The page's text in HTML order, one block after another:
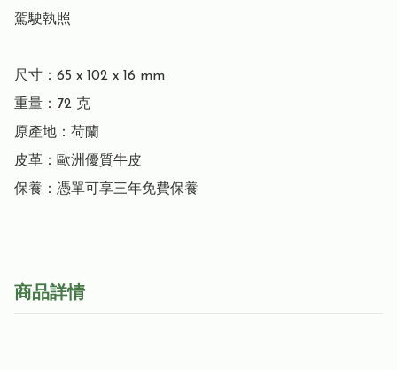
駕駛執照
尺寸：65 x 102 x 16 mm
重量：72 克
原產地：荷蘭
皮革：歐洲優質牛皮
保養：憑單可享三年免費保養
商品詳情